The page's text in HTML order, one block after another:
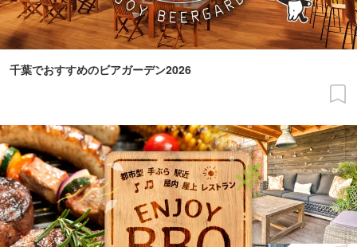
千葉でおすすめのビアガーデン2026